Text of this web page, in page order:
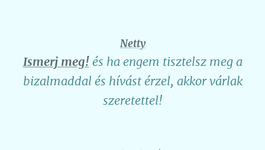
Netty
Ismerj meg! és ha engem tisztelsz meg a
bizalmaddal és hívást érzel, akkor várlak
szeretettel!